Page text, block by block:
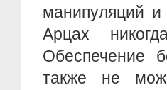
манипуляций
Арцах
Обеспечение
также не